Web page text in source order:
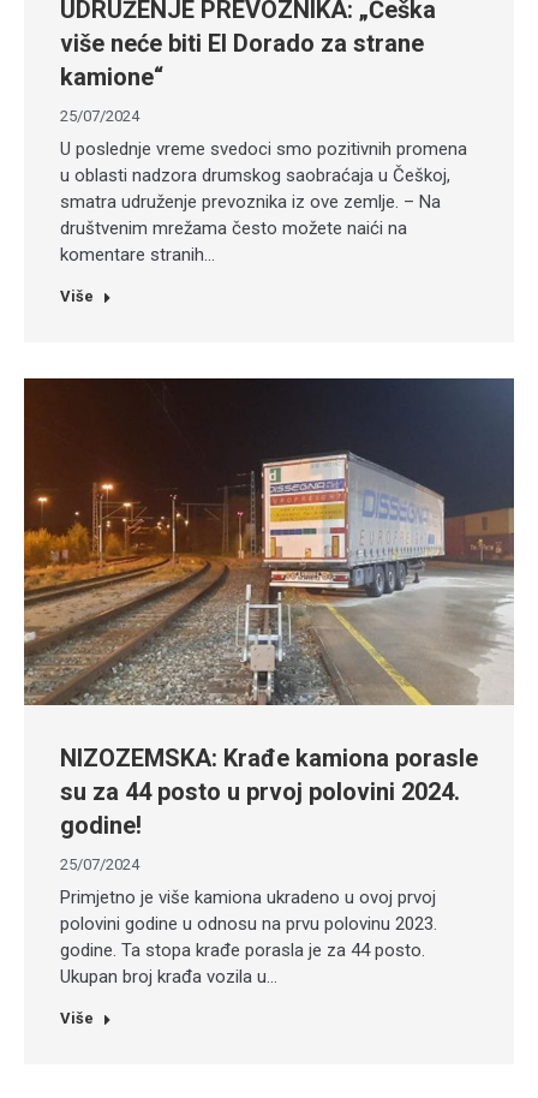
UDRUŽENJE PREVOZNIKA: „Češka
više neće biti El Dorado za strane
kamione“
25/07/2024
U poslednje vreme svedoci smo pozitivnih promena
u oblasti nadzora drumskog saobraćaja u Češkoj,
smatra udruženje prevoznika iz ove zemlje. – Na
društvenim mrežama često možete naići na
komentare stranih…
Više
NIZOZEMSKA: Krađe kamiona porasle
su za 44 posto u prvoj polovini 2024.
godine!
25/07/2024
Primjetno je više kamiona ukradeno u ovoj prvoj
polovini godine u odnosu na prvu polovinu 2023.
godine. Ta stopa krađe porasla je za 44 posto.
Ukupan broj krađa vozila u…
Više